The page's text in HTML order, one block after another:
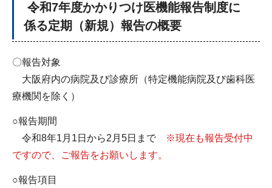
令和7年度かかりつけ医機能報告制度に
係る定期（新規）報告の概要
〇報告対象
大阪府内の病院及び診療所（特定機能病院及び歯科医
療機関を除く）
○報告期間
令和8年1月1日から2月5日まで
※現在も報告受付中
ですので、ご報告をお願いします。
○報告項目